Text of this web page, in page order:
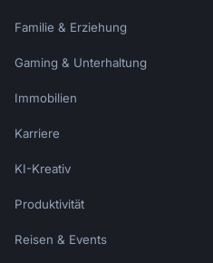
Familie & Erziehung
Gaming & Unterhaltung
Immobilien
Karriere
KI-Kreativ
Produktivität
Reisen & Events